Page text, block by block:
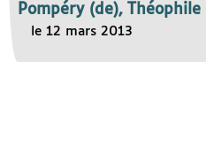
Pompéry (de), Théophile
le 12 mars 2013